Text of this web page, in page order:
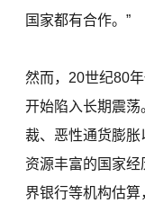
国家都有合作。”
然而，20世纪80
开始陷入长期震荡
裁、恶性通货膨
资源丰富的国家
界银行等机构估